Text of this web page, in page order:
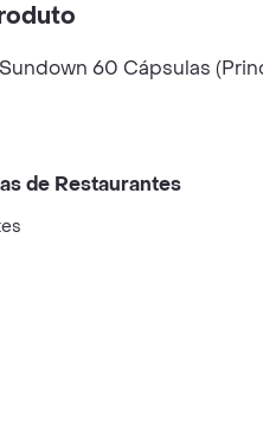
60 Cápsulas
de Restaurantes